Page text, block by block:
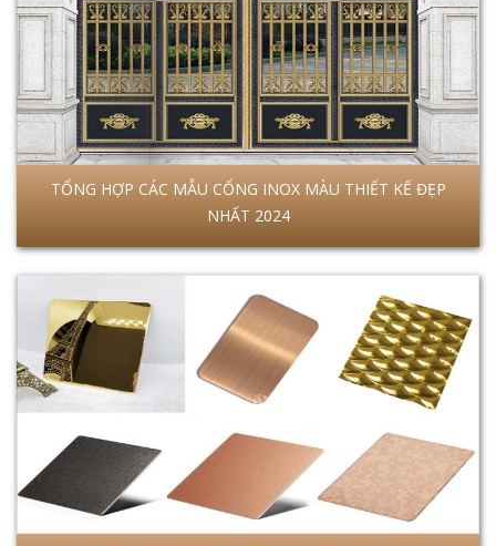
TỔNG HỢP CÁC MẪU CỔNG INOX MÀU THIẾT KẾ ĐẸP
NHẤT 2024